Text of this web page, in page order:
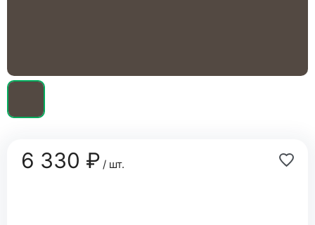
6 330 ₽/ шт.